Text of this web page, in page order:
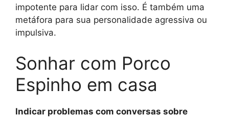
impotente para lidar com isso. É também uma
metáfora para sua personalidade agressiva ou
impulsiva.
Sonhar com Porco
Espinho em casa
Indicar problemas com conversas sobre